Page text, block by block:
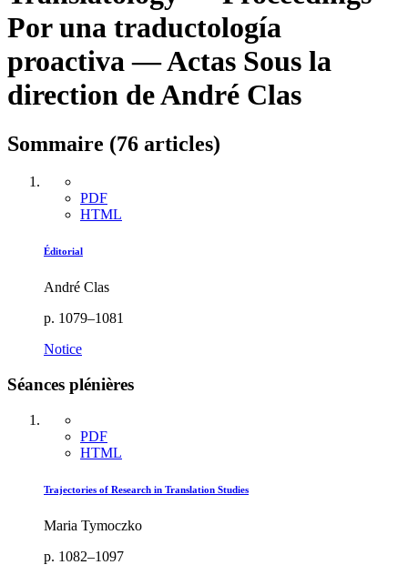
Por una traductología
proactiva — Actas Sous la
direction de André Clas
Sommaire (76 articles)
PDF
HTML
Éditorial
André Clas
p. 1079–1081
Notice
Séances plénières
PDF
HTML
Trajectories of Research in Translation Studies
Maria Tymoczko
p. 1082–1097